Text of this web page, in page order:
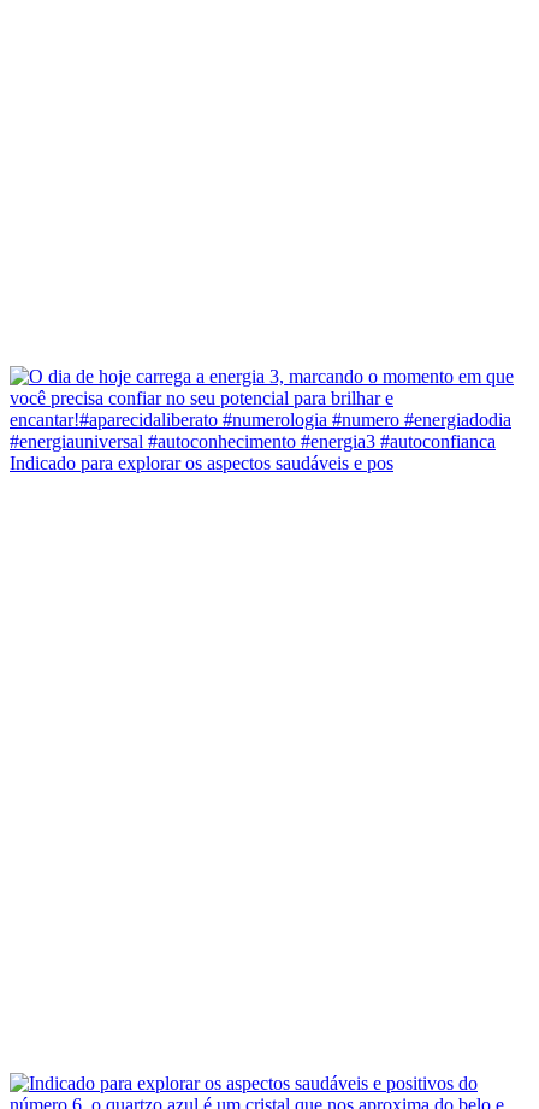
Indicado para explorar os aspectos saudáveis e pos